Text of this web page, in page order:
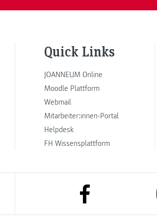
Quick Links
JOANNEUM Online
Moodle Plattform
Webmail
Mitarbeiter:innen-Portal
Helpdesk
FH Wissensplattform
link to facebook